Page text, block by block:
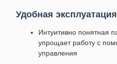
Удобная эксплуатация
Интуитивно понятная
упрощает работу с
управления